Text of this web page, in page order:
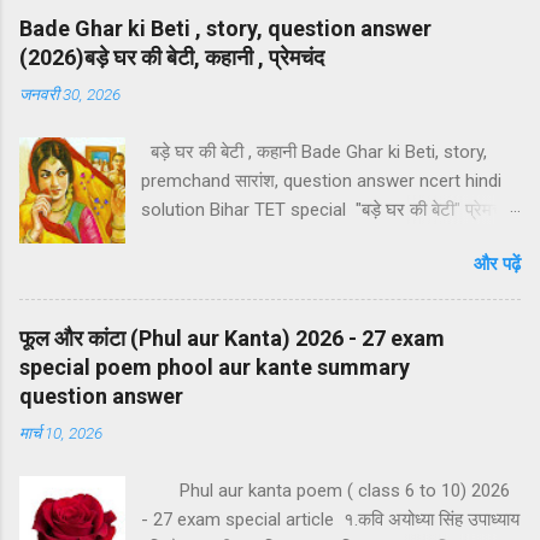
Bade Ghar ki Beti , story, question answer
(2026)बड़े घर की बेटी, कहानी , प्रेमचंद
जनवरी 30, 2026
बड़े घर की बेटी , कहानी Bade Ghar ki Beti, story,
premchand सारांश, question answer ncert hindi
solution Bihar TET special "बड़े घर की बेटी" प्रेमचंद
सर्वप्रथम 1910 ई में जमाना नामक पत्रिका में प्रकाशित हुई
थी । परन्तु इस कहानी की प्रासंगिकता आज और बढ़ गई है,
क्योंकि संयुक्त परिवार का विघटन दिन पर दिन बढता जा रहा
है। इस कहानी में प्रेमचंद ने उच्च वर्ग की पारिवारिक,
सामाजिक और आर्थिक स्थितियों और मूल्यों का यथार्थ चित्रण
ममता, सहिष्णुता और संयुक्त परिवार के प्रति मोह हो। यहां
हमने बड़े घर की बेटी कहानी का सारांश, कहानी का उद्देश्य,
और पढ़ें
फूल और कांटा (Phul aur Kanta) 2026 - 27 exam
special poem phool aur kante summary
question answer
मार्च 10, 2026
Phul aur kanta poem ( class 6 to 10) 2026
- 27 exam special article १.कवि अयोध्या सिंह उपाध्याय